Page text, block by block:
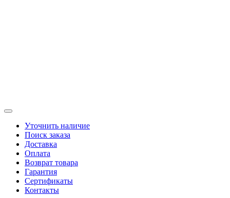
Уточнить наличие
Поиск заказа
Доставка
Оплата
Возврат товара
Гарантия
Сертификаты
Контакты